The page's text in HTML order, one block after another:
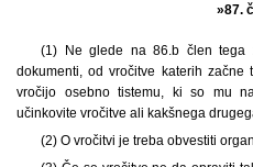
»87.
(1) Ne glede na 86.b člen tega
dokumenti, od vročitve katerih
vročijo osebno tistemu, ki so mu
učinkovite vročitve ali kakšnega
(2) O vročitvi je treba obvestiti